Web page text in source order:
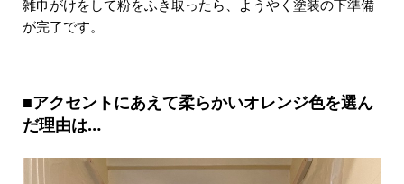
雑巾がけをして粉をふき取ったら、ようやく塗装の下準備
が完了です。
■アクセントにあえて柔らかいオレンジ色を選ん
だ理由は…